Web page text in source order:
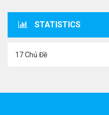
STATISTICS
17 Chủ Đề